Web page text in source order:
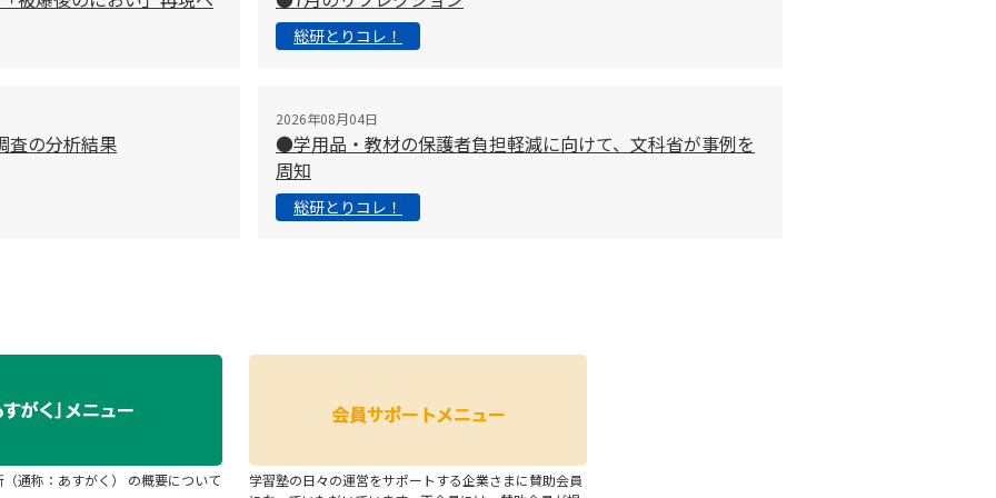
総研とりコレ！
査の分析結果
2026年08月04日
●学用品・教材の保護者負担軽減に向けて、文科省が事例を
周知
総研とりコレ！
通称：あすがく） の概要について
学習塾の日々の運営をサポートする企業さまに賛助会員